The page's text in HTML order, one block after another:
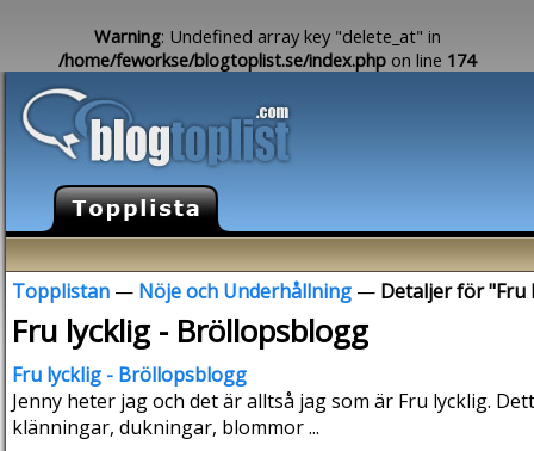
Warning: Undefined array key "delete_at" in
/home/feworkse/blogtoplist.se/index.php on line 174
Topplistan — Nöje och Underhållning — Detaljer för "Fru
Fru lycklig - Bröllopsblogg
Fru lycklig - Bröllopsblogg
Jenny heter jag och det är alltså jag som är Fru lycklig.
klänningar, dukningar, blommor ...